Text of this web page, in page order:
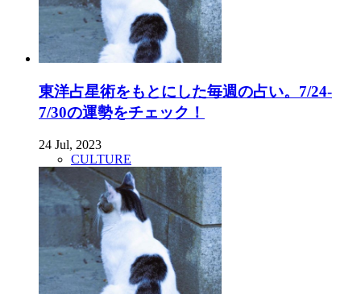
東洋占星術をもとにした毎週の占い。7/24-
7/30の運勢をチェック！
24 Jul, 2023
CULTURE